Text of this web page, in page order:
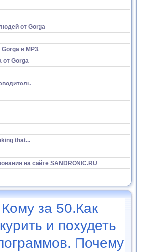
от Gorga
Gorga в МР3.
от Gorga
that...
на сайте SANDRONIC.RU
Кому за 50.Как
и похудеть
Почему